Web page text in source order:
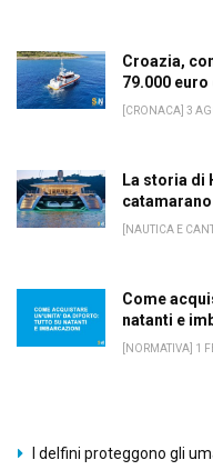
Croazia,
79.000
[CRONACA] 3
La storia di
[NAUTICA E
Come
natanti e
[NORMATIVA] 1
I delfini proteggono gli